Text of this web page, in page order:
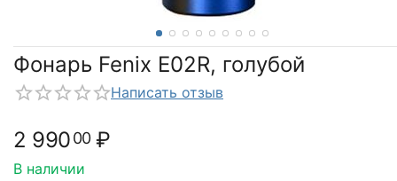
Фонарь Fenix E02R, голубой
Написать отзыв
2 99000 ₽
В наличии